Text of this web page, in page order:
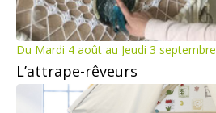
Du Mardi 4 août au Jeudi 3 septembre
L’attrape-rêveurs